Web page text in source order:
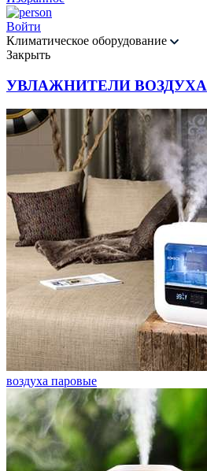
Войти
Климатическое оборудование
Закрыть
УВЛАЖНИТЕЛИ ВОЗДУХА
воздуха паровые